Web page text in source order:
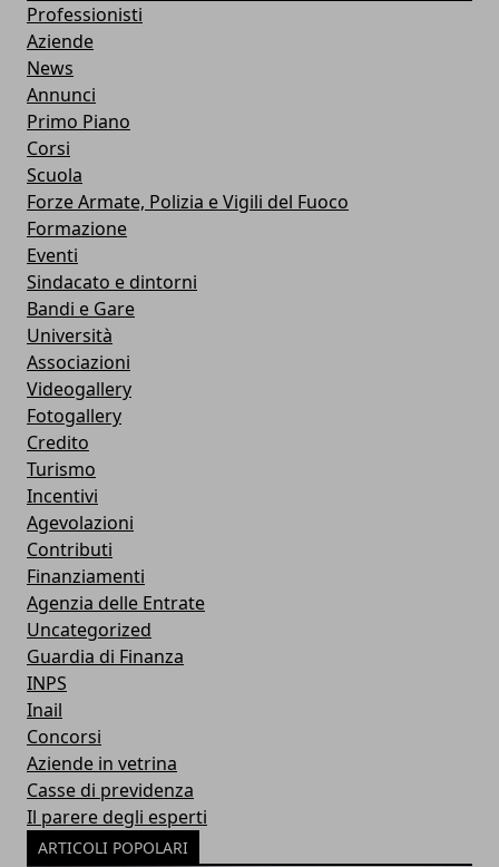
Professionisti
Aziende
News
Annunci
Primo Piano
Corsi
Scuola
Forze Armate, Polizia e Vigili del Fuoco
Formazione
Eventi
Sindacato e dintorni
Bandi e Gare
Università
Associazioni
Videogallery
Fotogallery
Credito
Turismo
Incentivi
Agevolazioni
Contributi
Finanziamenti
Agenzia delle Entrate
Uncategorized
Guardia di Finanza
INPS
Inail
Concorsi
Aziende in vetrina
Casse di previdenza
Il parere degli esperti
ARTICOLI POPOLARI